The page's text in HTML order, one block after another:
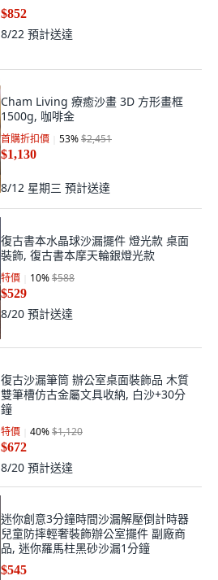
$852
8/22 預計送達
Cham Living 療癒沙畫 3D 方形畫框
1500g, 咖啡金
首購折扣價 53%$2,451
$1,130
8/12 星期三 預計送達
復古書本水晶球沙漏擺件 燈光款 桌面
裝飾, 復古書本摩天輪銀燈光款
特價 10%$588
$529
8/20 預計送達
復古沙漏筆筒 辦公室桌面裝飾品 木質
雙筆槽仿古金屬文具收納, 白沙+30分
鐘
特價 40%$1,120
$672
8/20 預計送達
迷你創意3分鐘時間沙漏解壓倒計時器
兒童防摔輕奢裝飾辦公室擺件 副廠商
品, 迷你羅馬柱黑砂沙漏1分鐘
$545